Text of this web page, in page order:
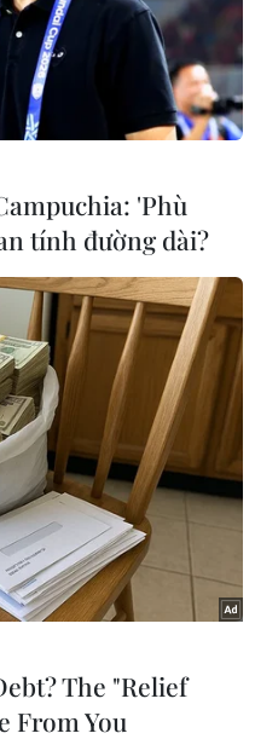
thước chuẩn.
(TTXVN/Vietnam+)
#Walmart
#Hermes
'Phù
tính đường dài?
The "Relief
From You